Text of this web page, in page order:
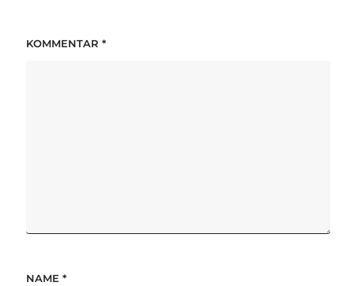
KOMMENTAR *
NAME *